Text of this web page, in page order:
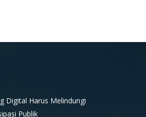
Digital Harus Melindungi
Publik